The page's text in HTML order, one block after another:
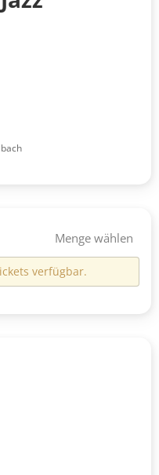
Menge wählen
verfügbar.